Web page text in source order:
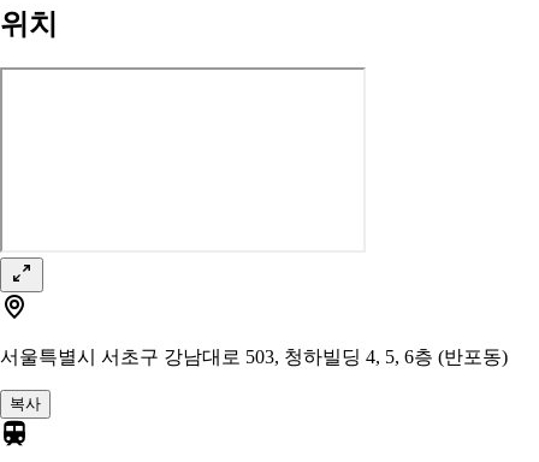
위치
서울특별시 서초구 강남대로 503, 청하빌딩 4, 5, 6층 (반포동)
복사